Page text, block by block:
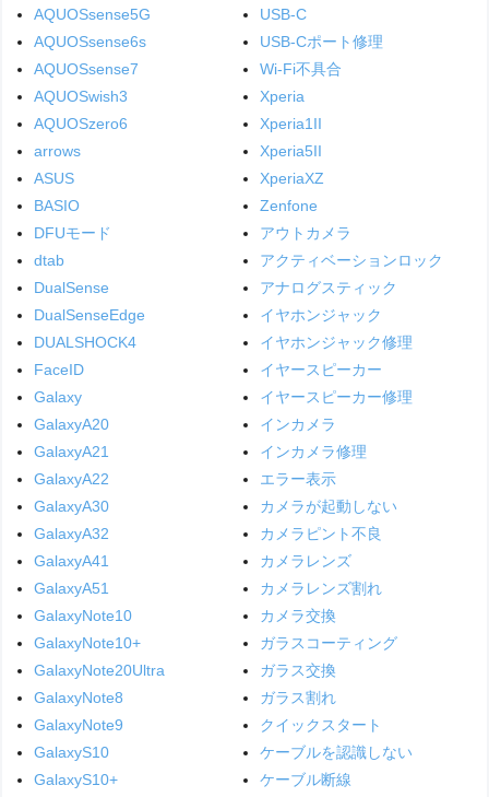
AQUOSsense5G
AQUOSsense6s
AQUOSsense7
AQUOSwish3
AQUOSzero6
arrows
ASUS
BASIO
DFUモード
dtab
DualSense
DualSenseEdge
DUALSHOCK4
FaceID
Galaxy
GalaxyA20
GalaxyA21
GalaxyA22
GalaxyA30
GalaxyA32
GalaxyA41
GalaxyA51
GalaxyNote10
GalaxyNote10+
GalaxyNote20Ultra
GalaxyNote8
GalaxyNote9
GalaxyS10
GalaxyS10+
USB-C
USB-Cポート修理
Wi-Fi不具合
Xperia
Xperia1II
Xperia5II
XperiaXZ
Zenfone
アウトカメラ
アクティベーションロック
アナログスティック
イヤホンジャック
イヤホンジャック修理
イヤースピーカー
イヤースピーカー修理
インカメラ
インカメラ修理
エラー表示
カメラが起動しない
カメラピント不良
カメラレンズ
カメラレンズ割れ
カメラ交換
ガラスコーティング
ガラス交換
ガラス割れ
クイックスタート
ケーブルを認識しない
ケーブル断線